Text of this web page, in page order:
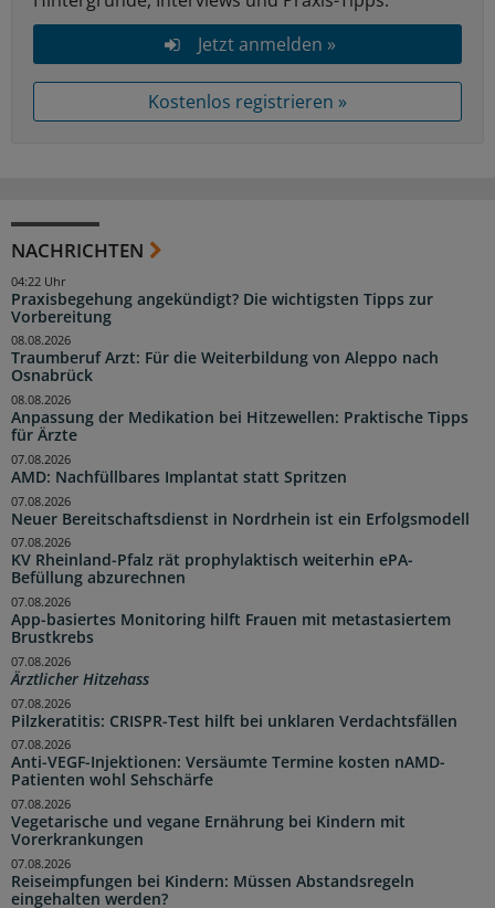
Jetzt anmelden »
Kostenlos registrieren »
NACHRICHTEN
Praxisbegehung angekündigt? Die wichtigsten Tipps zur
Vorbereitung
04:22 Uhr
Traumberuf Arzt: Für die Weiterbildung von Aleppo nach
Osnabrück
08.08.2026
Anpassung der Medikation bei Hitzewellen: Praktische Tipps
für Ärzte
08.08.2026
AMD: Nachfüllbares Implantat statt Spritzen
07.08.2026
Neuer Bereitschaftsdienst in Nordrhein ist ein Erfolgsmodell
07.08.2026
KV Rheinland-Pfalz rät prophylaktisch weiterhin ePA-
Befüllung abzurechnen
07.08.2026
App-basiertes Monitoring hilft Frauen mit metastasiertem
Brustkrebs
07.08.2026
Ärztlicher Hitzehass
07.08.2026
Pilzkeratitis: CRISPR-Test hilft bei unklaren Verdachtsfällen
07.08.2026
Anti-VEGF-Injektionen: Versäumte Termine kosten nAMD-
Patienten wohl Sehschärfe
07.08.2026
Vegetarische und vegane Ernährung bei Kindern mit
Vorerkrankungen
07.08.2026
Reiseimpfungen bei Kindern: Müssen Abstandsregeln
eingehalten werden?
07.08.2026